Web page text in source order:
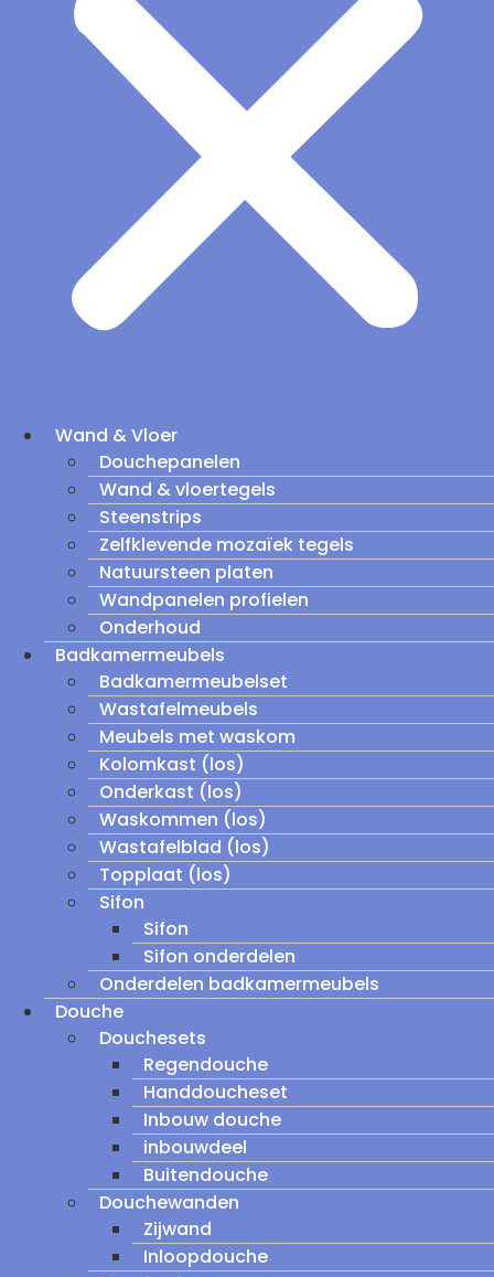
Wand & Vloer
Douchepanelen
Wand & vloertegels
Steenstrips
Zelfklevende mozaïek tegels
Natuursteen platen
Wandpanelen profielen
Onderhoud
Badkamermeubels
Badkamermeubelset
Wastafelmeubels
Meubels met waskom
Kolomkast (los)
Onderkast (los)
Waskommen (los)
Wastafelblad (los)
Topplaat (los)
Sifon
Sifon
Sifon onderdelen
Onderdelen badkamermeubels
Douche
Douchesets
Regendouche
Handdoucheset
Inbouw douche
inbouwdeel
Buitendouche
Douchewanden
Zijwand
Inloopdouche